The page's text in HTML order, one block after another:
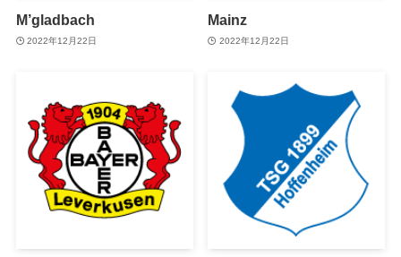
M’gladbach
2022年12月22日
Mainz
2022年12月22日